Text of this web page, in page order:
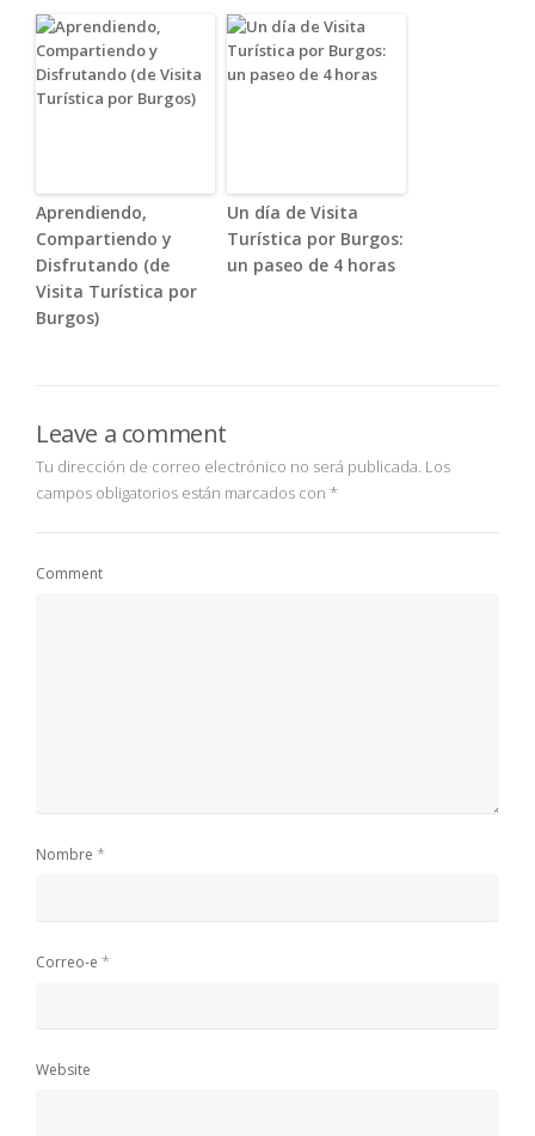
Aprendiendo,
Compartiendo y
Disfrutando (de
Visita Turística por
Burgos)
Un día de Visita
Turística por Burgos:
un paseo de 4 horas
Leave a comment
Tu dirección de correo electrónico no será publicada. Los
campos obligatorios están marcados con *
Comment
Nombre *
Correo-e *
Website